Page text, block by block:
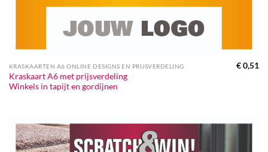
KRASKAARTEN A6 ONLINE DESIGNS EN PRIJSVERDELING
Kraskaart A6 met prijsverdeling
Winkels in tapijt en gordijnen
€0,51